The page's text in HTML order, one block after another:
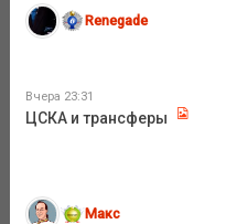
Renegade
Вчера 23:31
ЦСКА и трансферы
Макс